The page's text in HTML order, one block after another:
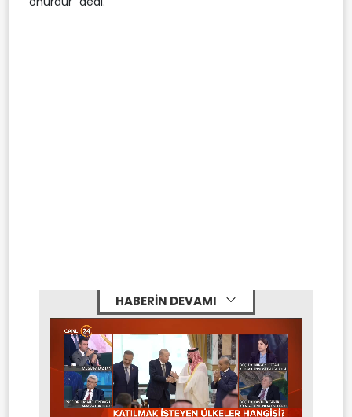
HABERİN DEVAMI